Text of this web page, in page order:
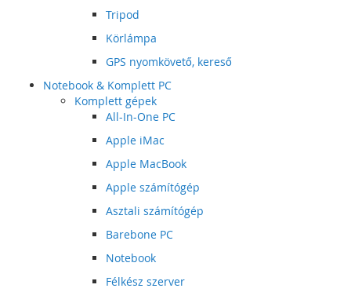
Tripod
Körlámpa
GPS nyomkövető, kereső
Notebook & Komplett PC
Komplett gépek
All-In-One PC
Apple iMac
Apple MacBook
Apple számítógép
Asztali számítógép
Barebone PC
Notebook
Félkész szerver